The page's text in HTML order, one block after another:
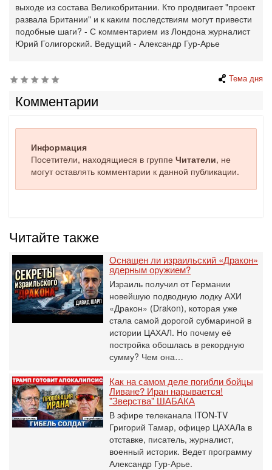
выходе из состава Великобритании. Кто продвигает "проект
развала Британии" и к каким последствиям могут привести
подобные шаги? - С комментарием из Лондона журналист
Юрий Голигорский. Ведущий - Александр Гур-Арье
Тема дня
Комментарии
Информация
Посетители, находящиеся в группе Читатели, не
могут оставлять комментарии к данной публикации.
Читайте также
Оснащен ли израильский «Дракон»
ядерным оружием?
Израиль получил от Германии
новейшую подводную лодку АХИ
«Дракон» (Drakon), которая уже
стала самой дорогой субмариной в
истории ЦАХАЛ. Но почему её
постройка обошлась в рекордную
сумму? Чем она…
Как на самом деле погибли бойцы
Ливане? Иран нарывается!
"Зверства" ШАБАКА
В эфире телеканала ITON-TV
Григорий Тамар, офицер ЦАХАЛа в
отставке, писатель, журналист,
военный историк. Ведет программу
Александр Гур-Арье.